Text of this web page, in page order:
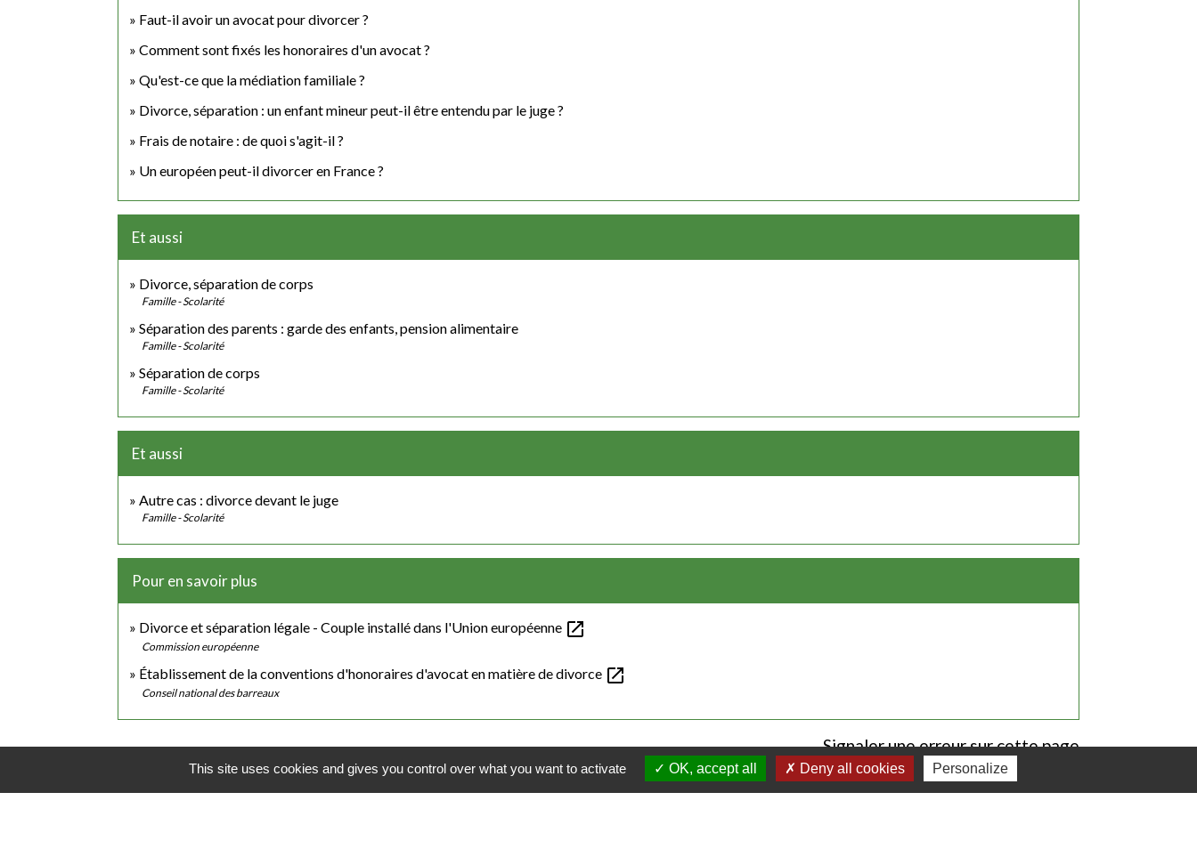
Faut-il avoir un avocat pour divorcer ?
Comment sont fixés les honoraires d'un avocat ?
Qu'est-ce que la médiation familiale ?
Divorce, séparation : un enfant mineur peut-il être entendu par le juge ?
Frais de notaire : de quoi s'agit-il ?
Un européen peut-il divorcer en France ?
Et aussi
Divorce, séparation de corps
Famille - Scolarité
Séparation des parents : garde des enfants, pension alimentaire
Famille - Scolarité
Séparation de corps
Famille - Scolarité
Et aussi
Autre cas : divorce devant le juge
Famille - Scolarité
Pour en savoir plus
Divorce et séparation légale - Couple installé dans l'Union européenne open_in_new
Commission européenne
Établissement de la conventions d'honoraires d'avocat en matière de divorce open_in_new
Conseil national des barreaux
Signaler une erreur sur cette page
This site uses cookies and gives you control over what you want to activate OK, accept all Deny all cookies Personalize